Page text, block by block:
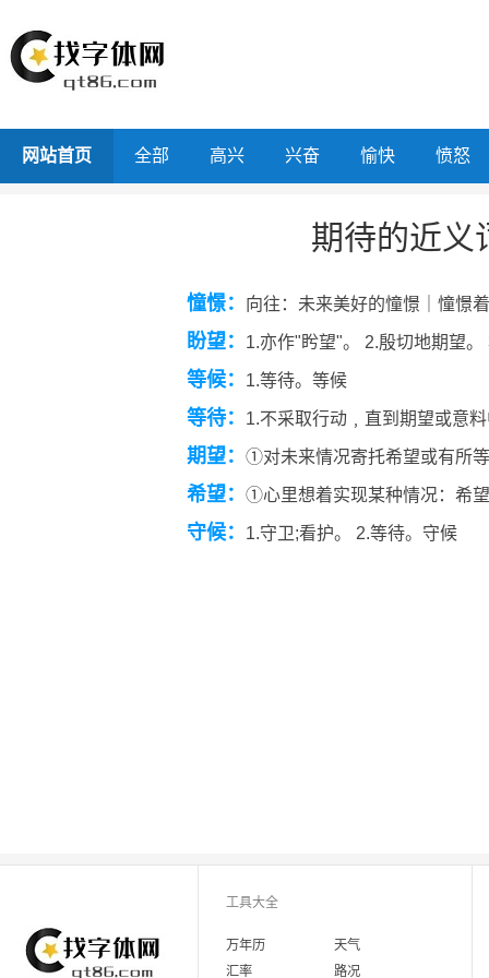
网站首页 全部 高兴 兴奋 愉快 愤怒
期待的近义
憧憬： 向往：未来美好的憧憬｜憧憬
盼望： 1.亦作"盻望"。 2.殷切地期望。
等候： 1.等待。等候
等待： 1.不采取行动﹐直到期望或意
期望： ①对未来情况寄托希望或有所
希望： ①心里想着实现某种情况：希
守候： 1.守卫;看护。 2.等待。守候
工具大全
万年历
天气
汇率
路况